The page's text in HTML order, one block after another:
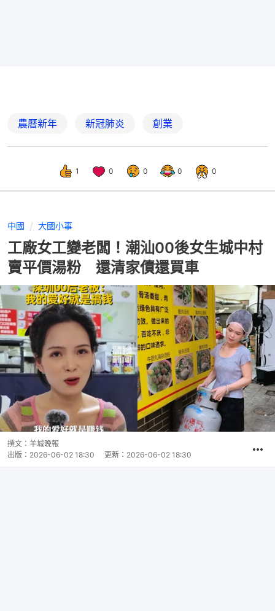
農曆新年 新冠肺炎 創業
1 0 0 0 0
中國 大國小事
工廠女工變老闆！潮汕00後女生城中村
賣平價湯粉 還清家債還買車
撰文： 羊城晚報
出版： 2026-06-02 18:30 更新： 2026-06-02 18:30